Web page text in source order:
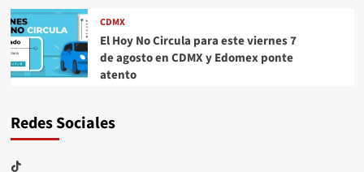
CDMX
El Hoy No Circula para este viernes 7
de agosto en CDMX y Edomex ponte
atento
Redes Sociales
TikTok